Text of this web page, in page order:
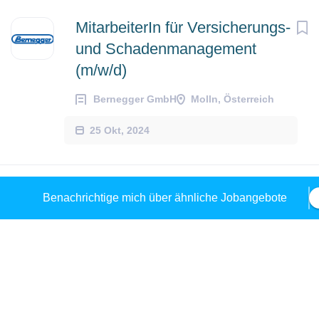
MitarbeiterIn für Versicherungs-
und Schadenmanagement
(m/w/d)
Bernegger GmbH Molln, Österreich
25 Okt, 2024
BautechnikerIn für Brunnenbau,
Brunnensanierung und
Benachrichtige mich über ähnliche Jobangebote